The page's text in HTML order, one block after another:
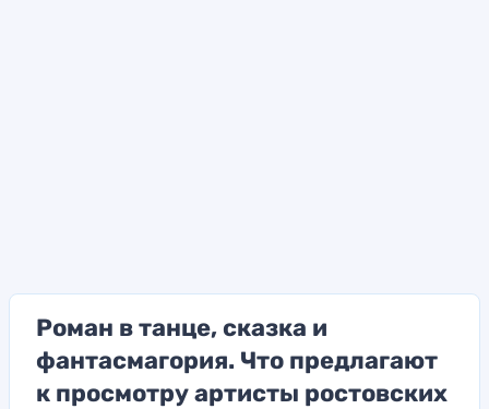
Роман в танце, сказка и
фантасмагория. Что предлагают
к просмотру артисты ростовских